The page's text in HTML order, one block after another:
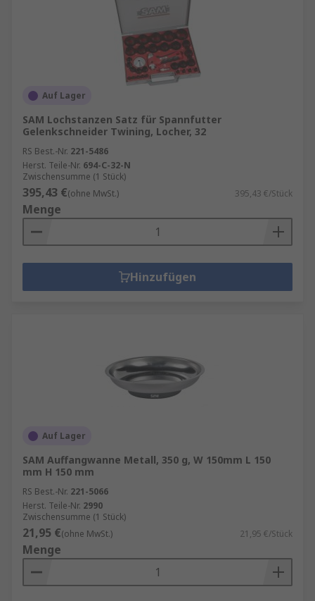
Auf Lager
SAM Lochstanzen Satz für Spannfutter
Gelenkschneider Twining, Locher, 32
RS Best.-Nr. 221-5486
Herst. Teile-Nr. 694-C-32-N
Zwischensumme (1 Stück)
395,43 €(ohne MwSt.) 395,43 €/Stück
Menge
Hinzufügen
Auf Lager
SAM Auffangwanne Metall, 350 g, W 150mm L 150
mm H 150 mm
RS Best.-Nr. 221-5066
Herst. Teile-Nr. 2990
Zwischensumme (1 Stück)
21,95 €(ohne MwSt.) 21,95 €/Stück
Menge